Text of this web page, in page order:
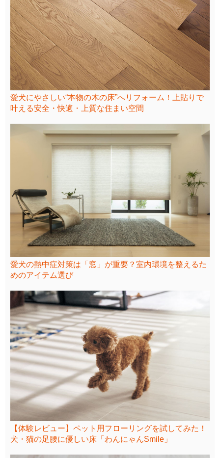
愛犬にやさしい“本物の木の床”へリフォーム！上貼りで
叶える安全・快適・上質な住まい空間
愛犬の熱中症対策は「窓」が重要？室内環境を整えるた
めのアイテム選び
【体験レビュー】ペット用フローリングを試してみた！
犬・猫の足腰に優しい床「わんにゃんSmile」